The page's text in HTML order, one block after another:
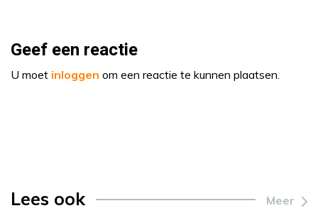
Geef een reactie
U moet inloggen om een reactie te kunnen plaatsen.
Lees ook Meer